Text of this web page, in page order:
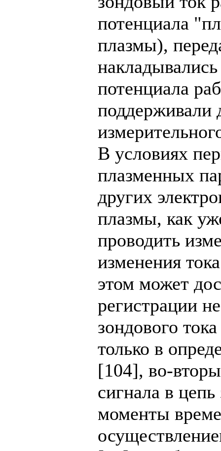
потенциала
плазмы),
потенциала
поддерживали
В условиях
плазменных
других
плазмы, как
проводить
изменения
этом может
регистрации
зондового
только в
[104], во-
сигнала в
моменты